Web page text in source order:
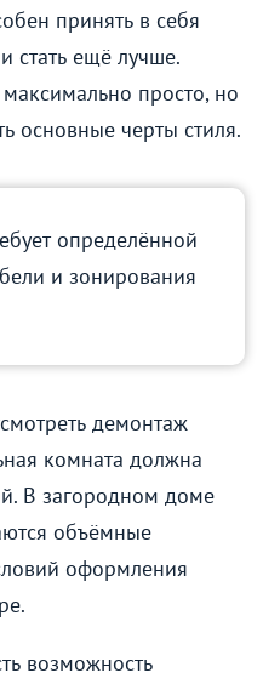
принять в себя
стать ещё лучше.
просто, но
основные черты стиля.
определённой
и зонирования
демонтаж
комната должна
В загородном доме
объёмные
оформления
возможность